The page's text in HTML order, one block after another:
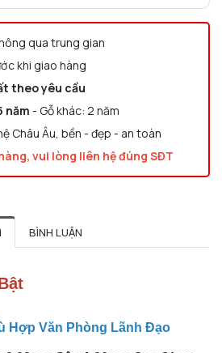
qua trung gian
khi giao hàng
theo yêu cầu
năm - Gỗ khác: 2 năm
Châu Âu, bền - đẹp - an toàn
vui lòng liên hệ đúng SĐT
BÌNH LUẬN
Hợp Văn Phòng Lãnh Đạo